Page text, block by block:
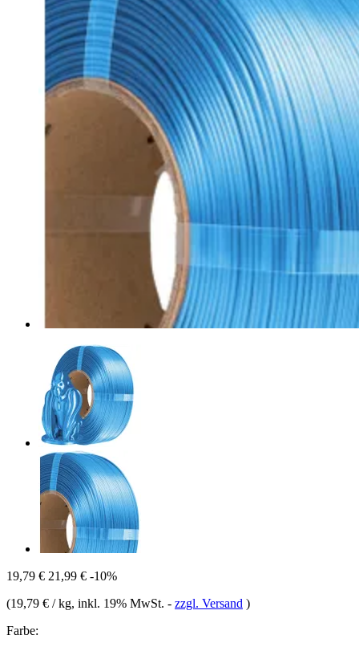
19,79 € 21,99 € -10%
(19,79 € / kg, inkl. 19% MwSt. - zzgl. Versand )
Farbe: